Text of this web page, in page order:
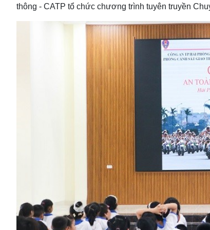
thông - CATP tổ chức chương trình tuyên truyền